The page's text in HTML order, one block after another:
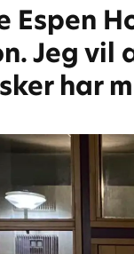
Espen
Jeg
har